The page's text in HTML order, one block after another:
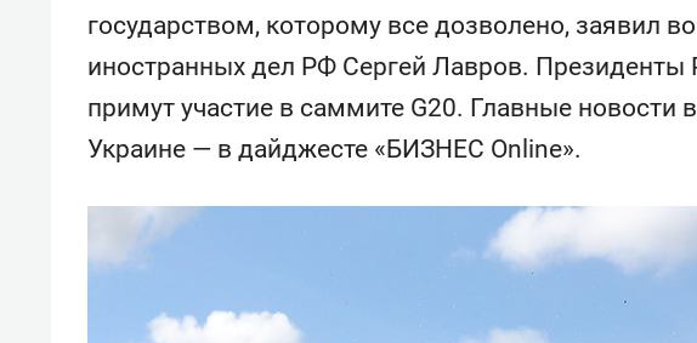
государством, которому все дозволено, заявил
иностранных дел РФ Сергей Лавров. Президенты
примут участие в саммите G20. Главные новости
Украине — в дайджесте «БИЗНЕС Online».